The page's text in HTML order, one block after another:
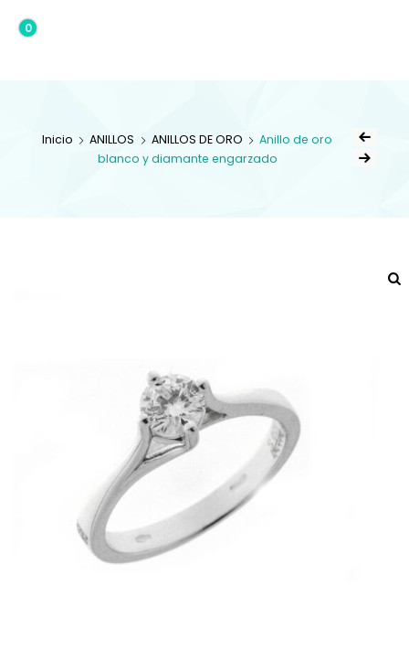
0,00€
0
Inicio ANILLOS ANILLOS DE ORO
Anillo de oro
blanco y diamante engarzado